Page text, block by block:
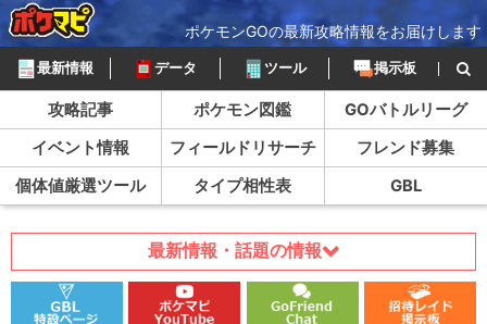
ポケモンGOの最新攻略情報をお届けします
最新情報 データ ツール 掲示板
攻略記事 ポケモン図鑑
GOバトルリーグ
イベント情報
フィールドリサーチ
フレンド募集
個体値厳選ツール
タイプ相性表 GBL
最新情報・話題の情報